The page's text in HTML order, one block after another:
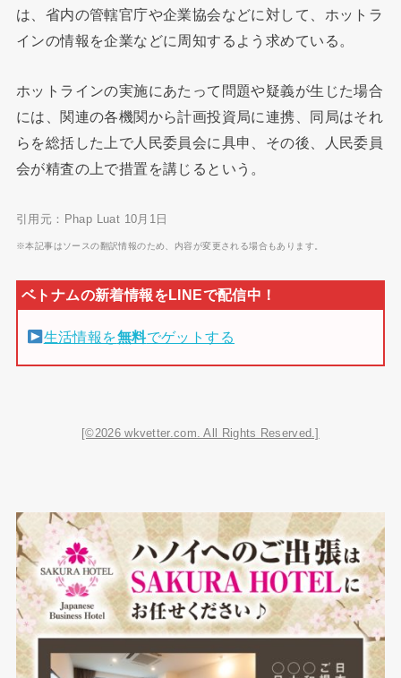
は、省内の管轄官庁や企業協会などに対して、ホットラ
インの情報を企業などに周知するよう求めている。
ホットラインの実施にあたって問題や疑義が生じた場合
には、関連の各機関から計画投資局に連携、同局はそれ
らを総括した上で人民委員会に具申、その後、人民委員
会が精査の上で措置を講じるという。
引用元：Phap Luat 10月1日
※本記事はソースの翻訳情報のため、内容が変更される場合もあります。
生活情報を無料でゲットする
[©2026 wkvetter.com. All Rights Reserved.]